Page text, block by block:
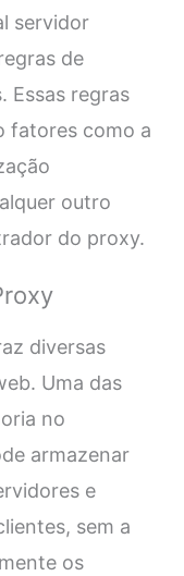
servidor
de
Essas regras
fatores como a
outro
do proxy.
diversas
Uma das
no
armazenar
e
sem a
os